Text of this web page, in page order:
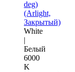
deg)
(Arlight,
Закрытый)
White
|
Белый
6000
K